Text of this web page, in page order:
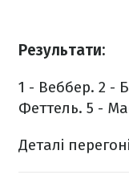
Результати:
1 - Веббер. 2 -
Феттель. 5 -
Деталі